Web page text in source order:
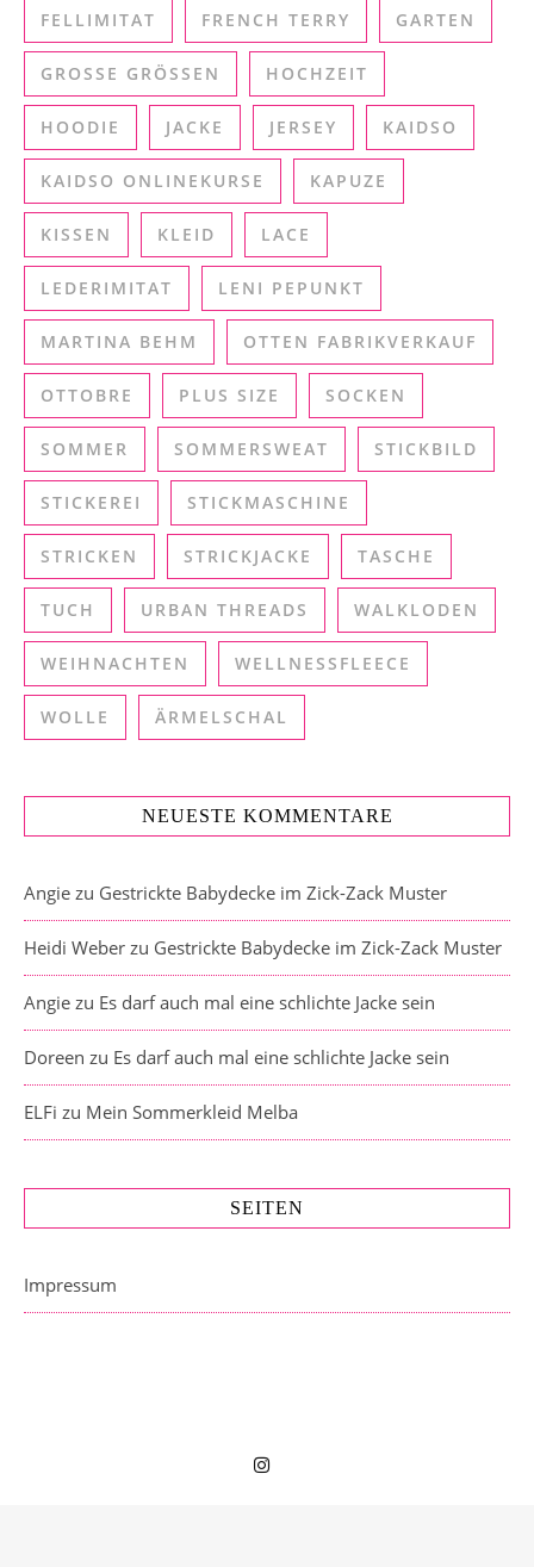
FELLIMITAT FRENCH TERRY GARTEN
GROSSE GRÖSSEN HOCHZEIT
HOODIE JACKE JERSEY KAIDSO
KAIDSO ONLINEKURSE KAPUZE
KISSEN KLEID LACE
LEDERIMITAT LENI PEPUNKT
MARTINA BEHM OTTEN FABRIKVERKAUF
OTTOBRE PLUS SIZE SOCKEN
SOMMER SOMMERSWEAT STICKBILD
STICKEREI STICKMASCHINE
STRICKEN STRICKJACKE TASCHE
TUCH URBAN THREADS WALKLODEN
WEIHNACHTEN WELLNESSFLEECE
WOLLE ÄRMELSCHAL
NEUESTE KOMMENTARE
Angie zu Gestrickte Babydecke im Zick-Zack Muster
Heidi Weber zu Gestrickte Babydecke im Zick-Zack Muster
Angie zu Es darf auch mal eine schlichte Jacke sein
Doreen zu Es darf auch mal eine schlichte Jacke sein
ELFi zu Mein Sommerkleid Melba
SEITEN
Impressum